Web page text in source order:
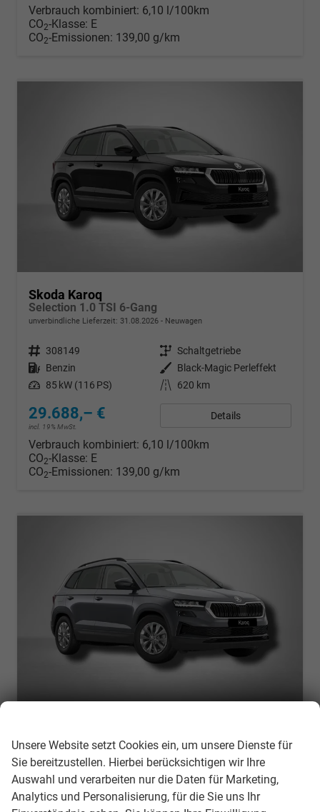
Verbrauch kombiniert: 6,10 l/100km
CO2-Klasse: E
CO2-Emissionen: 139,00 g/km
Skoda Karoq
Selection 1.0 TSI 6-Gang
unverbindliche Lieferzeit: 31.08.2026 Neuwagen
Fahrzeugnr. 308149 Getriebe Schaltgetriebe
Kraftstoff Benzin Außenfarbe
Black-Magic Perleffekt
Leistung 85 kW (116 PS) Kilometerstand 620 km
29.688,– €
incl. 19% MwSt.
Details
Verbrauch kombiniert: 6,10 l/100km
CO2-Klasse: E
CO2-Emissionen: 139,00 g/km
Selection 1.0 TSI 6-Gang
Fahrzeugnr. 308152 Getriebe Schaltgetriebe
Kraftstoff Benzin Außenfarbe Graphite-Grau Metallic
Unsere Website setzt Cookies ein, um unsere Dienste für
Sie bereitzustellen. Hierbei berücksichtigen wir Ihre
Auswahl und verarbeiten nur die Daten für Marketing,
Analytics und Personalisierung, für die Sie uns Ihr